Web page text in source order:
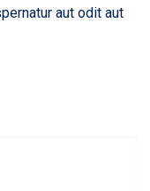
aut odit aut